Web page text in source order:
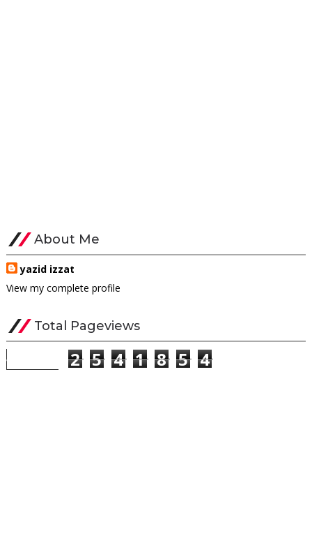
About Me
yazid izzat
View my complete profile
Total Pageviews
2 5 4 1 8 5 4